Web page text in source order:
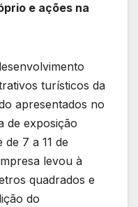
e ações na
turísticos da
apresentados no
de exposição
7 a 11 de
levou à
quadrados e
do